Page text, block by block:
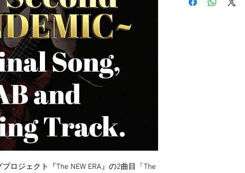
ロジェクト『The NEW ERA』の2曲目「The